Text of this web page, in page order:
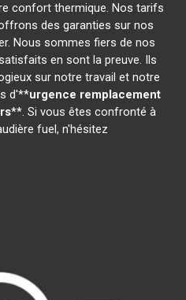
confort thermique. Nos tarifs
des garanties sur nos
Nous sommes fiers de nos
en sont la preuve. Ils
sur notre travail et notre
d'**urgence remplacement
**. Si vous êtes confronté à
fuel, n'hésitez